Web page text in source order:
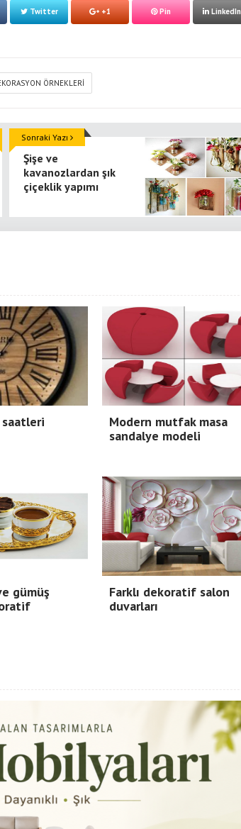
Twitter +1 Pin LinkedIn
ÖRNEKLERI
Şişe ve
kavanozlardan şık
çiçeklik yapımı
Sonraki Yazı
saatleri
Modern mutfak masa
sandalye modeli
gümüş
Farklı dekoratif salon
duvarları